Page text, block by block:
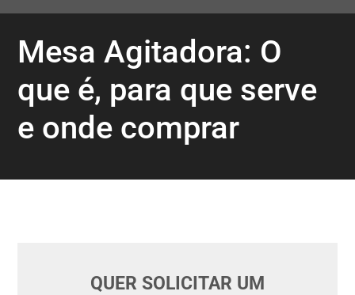
Mesa Agitadora: O
que é, para que serve
e onde comprar
QUER SOLICITAR UM